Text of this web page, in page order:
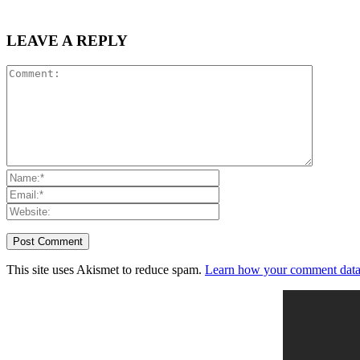
LEAVE A REPLY
This site uses Akismet to reduce spam. Learn how your comment